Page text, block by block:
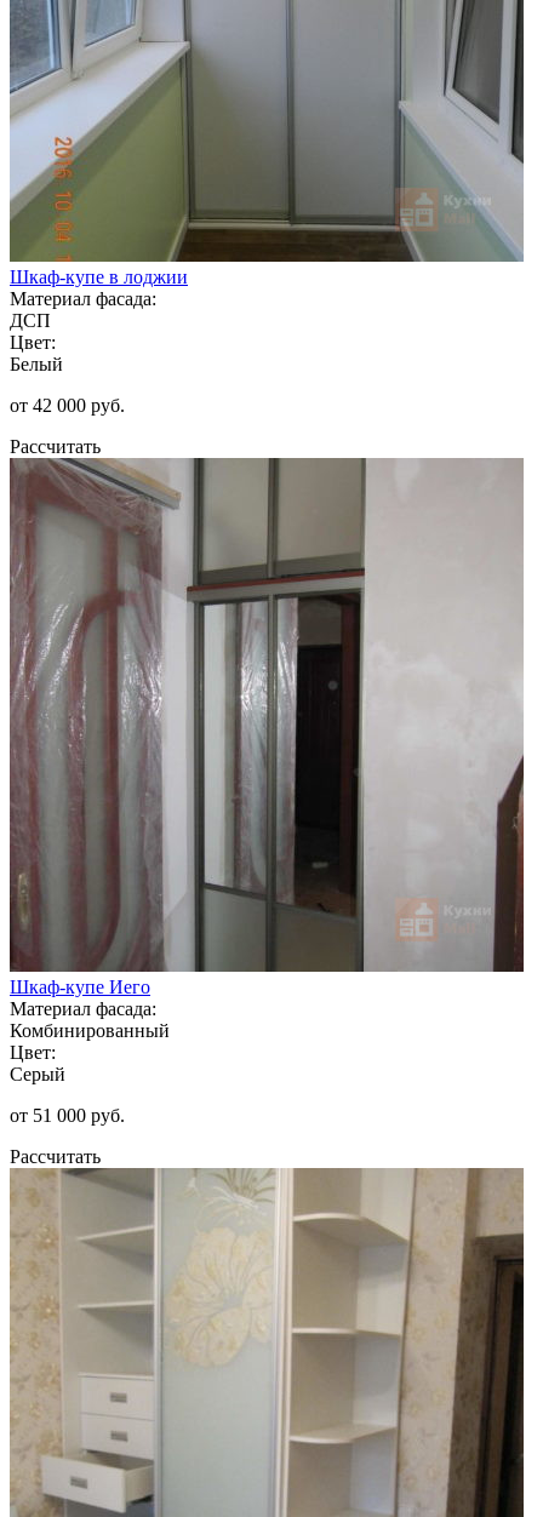
Шкаф-купе в лоджии
Материал фасада:
ДСП
Цвет:
Белый
от 42 000 руб.
Рассчитать
Шкаф-купе Иего
Материал фасада:
Комбинированный
Цвет:
Серый
от 51 000 руб.
Рассчитать